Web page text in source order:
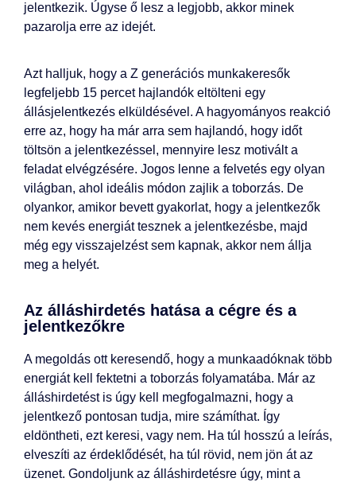
jelentkezik. Úgyse ő lesz a legjobb, akkor minek
pazarolja erre az idejét.
Azt halljuk, hogy a Z generációs munkakeresők
legfeljebb 15 percet hajlandók eltölteni egy
állásjelentkezés elküldésével. A hagyományos reakció
erre az, hogy ha már arra sem hajlandó, hogy időt
töltsön a jelentkezéssel, mennyire lesz motivált a
feladat elvégzésére. Jogos lenne a felvetés egy olyan
világban, ahol ideális módon zajlik a toborzás. De
olyankor, amikor bevett gyakorlat, hogy a jelentkezők
nem kevés energiát tesznek a jelentkezésbe, majd
még egy visszajelzést sem kapnak, akkor nem állja
meg a helyét.
Az álláshirdetés hatása a cégre és a
jelentkezőkre
A megoldás ott keresendő, hogy a munkaadóknak több
energiát kell fektetni a toborzás folyamatába. Már az
álláshirdetést is úgy kell megfogalmazni, hogy a
jelentkező pontosan tudja, mire számíthat. Így
eldöntheti, ezt keresi, vagy nem. Ha túl hosszú a leírás,
elveszíti az érdeklődését, ha túl rövid, nem jön át az
üzenet. Gondoljunk az álláshirdetésre úgy, mint a